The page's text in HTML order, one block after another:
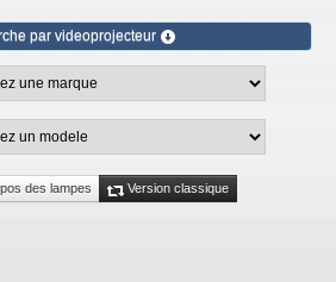
par videoprojecteur
des lampes Version classique